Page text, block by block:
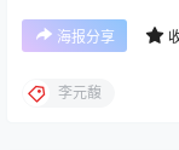
海报分享
李元馥